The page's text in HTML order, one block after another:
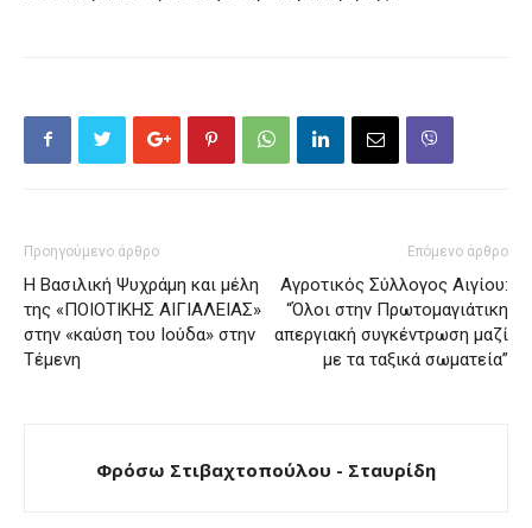
Προηγούμενο άρθρο
Η Βασιλική Ψυχράμη και μέλη
της «ΠΟΙΟΤΙΚΗΣ ΑΙΓΙΑΛΕΙΑΣ»
στην «καύση του Ιούδα» στην
Τέμενη
Επόμενο άρθρο
Αγροτικός Σύλλογος Αιγίου:
“Όλοι στην Πρωτομαγιάτικη
απεργιακή συγκέντρωση μαζί
με τα ταξικά σωματεία”
Φρόσω Στιβαχτοπούλου - Σταυρίδη